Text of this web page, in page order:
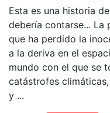
Esta es una historia
debería contarse... La
que ha perdido la
a la deriva en el
mundo con el que se
catástrofes
y ...